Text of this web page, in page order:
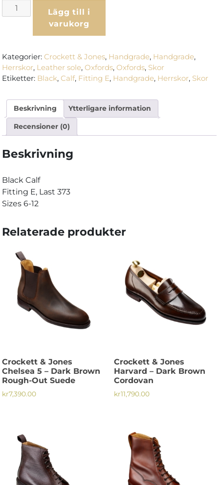
Crockett
&
2
-
Black
mängd
Lägg till i
varukorg
Kategorier: Crockett & Jones, Handgrade, Handgrade,
Herrskor, Leather sole, Oxfords, Oxfords, Skor
Etiketter: Black, Calf, Fitting E, Handgrade, Herrskor, Skor
Beskrivning Ytterligare information
Recensioner (0)
Beskrivning
Black Calf
Fitting E, Last 373
Sizes 6-12
Relaterade produkter
Crockett & Jones
Chelsea 5 – Dark Brown
Rough-Out Suede
kr7,390.00
varianter.
Crockett & Jones
Harvard – Dark Brown
Cordovan
kr11,790.00
produkten
varianter.